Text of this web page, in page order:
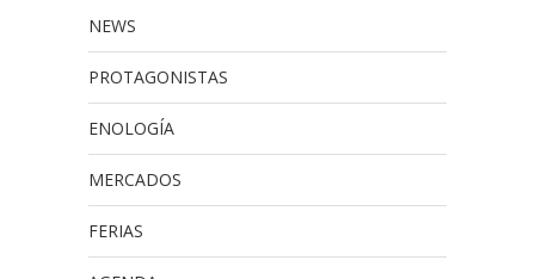
NEWS
PROTAGONISTAS
ENOLOGÍA
MERCADOS
FERIAS